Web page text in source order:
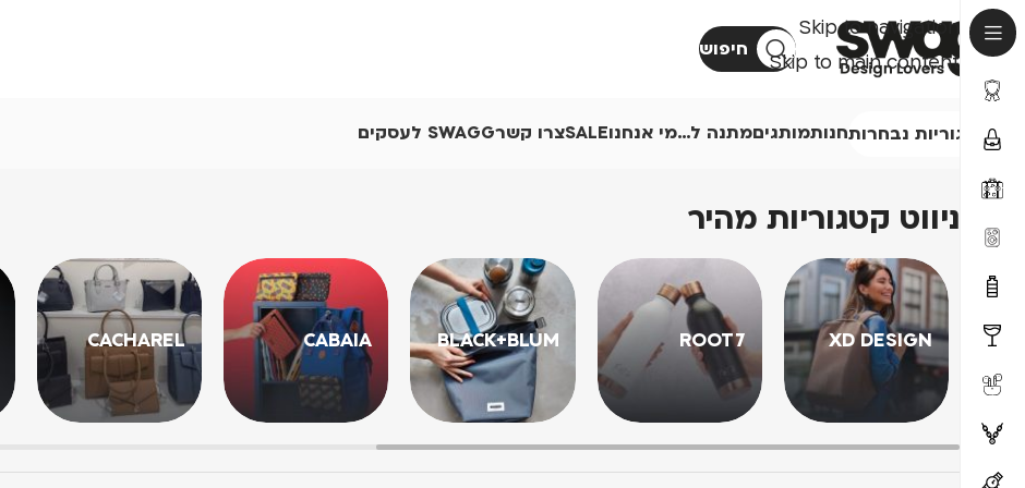
Skip to navigation
Skip to main content
חיפוש
קטגוריות נבחרותחנותמותגיםמתנה ל…מי אנחנוSALEצרו קשרSWAGG לעסקים
ניווט קטגוריות מהיר
XD DESIGN
ROOT7
BLACK+BLUM
CABAIA
CACHAREL